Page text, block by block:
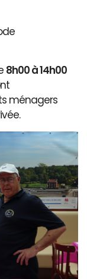
8h00 à 14h00
ménagers